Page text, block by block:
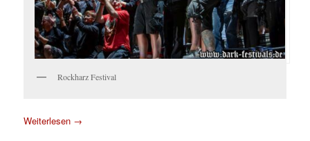
Rockharz Festival
Weiterlesen →